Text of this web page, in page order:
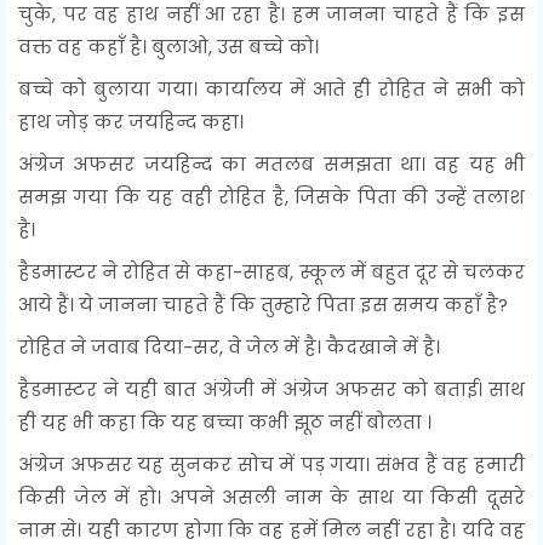
चुके, पर वह हाथ नहीं आ रहा है। हम जानना चाहते हैं कि इस
वक्त वह कहाँ है। बुलाओ, उस बच्चे को।
बच्चे को बुलाया गया। कार्यालय में आते ही रोहित ने सभी को
हाथ जोड़ कर जयहिन्द कहा।
अंग्रेज अफसर जयहिन्द का मतलब समझता था। वह यह भी
समझ गया कि यह वही रोहित है, जिसके पिता की उन्हें तलाश
है।
हैडमास्टर ने रोहित से कहा-साहब, स्कूल में बहुत दूर से चलकर
आये हैं। ये जानना चाहते हैं कि तुम्हारे पिता इस समय कहाँ है?
रोहित ने जवाब दिया-सर, वे जेल में है। कैदखाने में है।
हैडमास्टर ने यही बात अंग्रेजी में अंग्रेज अफसर को बताई। साथ
ही यह भी कहा कि यह बच्चा कभी झूठ नहीं बोलता ।
अंग्रेज अफसर यह सुनकर सोच में पड़ गया। संभव हैं वह हमारी
किसी जेल में हो। अपने असली नाम के साथ या किसी दूसरे
नाम से। यही कारण होगा कि वह हमें मिल नहीं रहा है। यदि वह